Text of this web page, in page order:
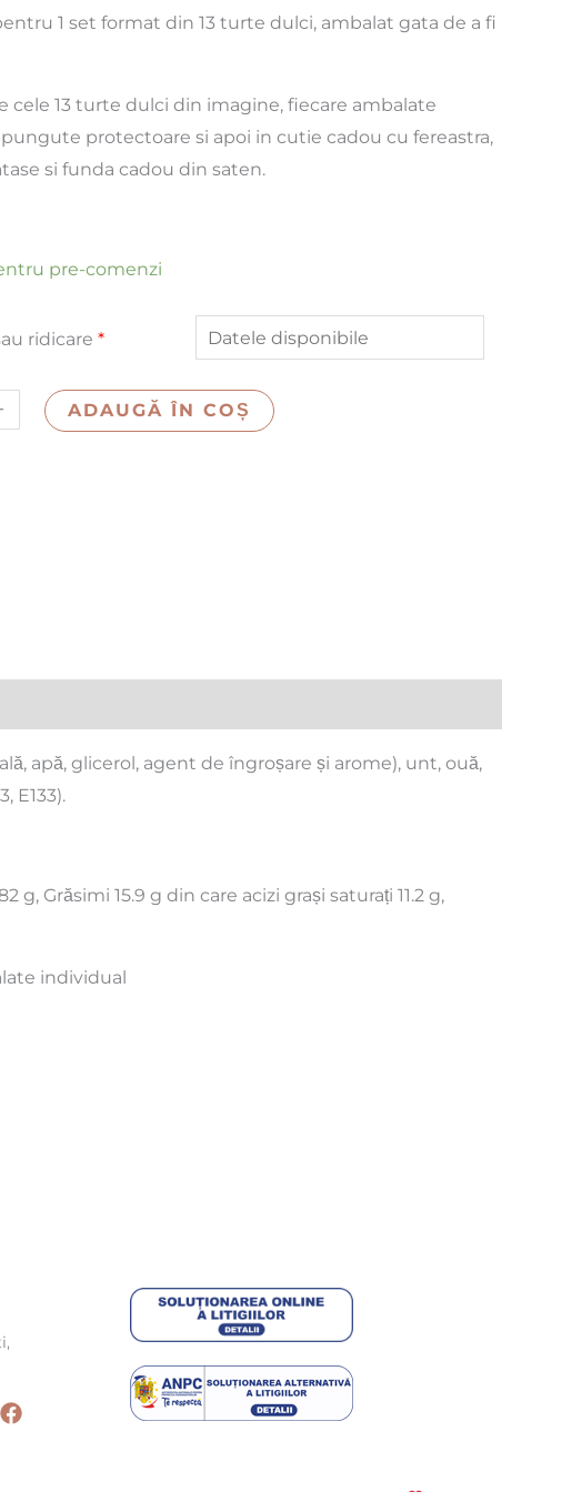
1 set format din 13 turte dulci, ambalat gata de a fi
cele 13 turte dulci din imagine, fiecare ambalate
protectoare si apoi in cutie cadou cu fereastra,
si funda cadou din saten.
pre-comenzi
ridicare *
ADAUGĂ ÎN COȘ
apă, glicerol, agent de îngroșare și arome), unt, ouă,
E133).
Grăsimi 15.9 g din care acizi grași saturați 11.2 g,
individual